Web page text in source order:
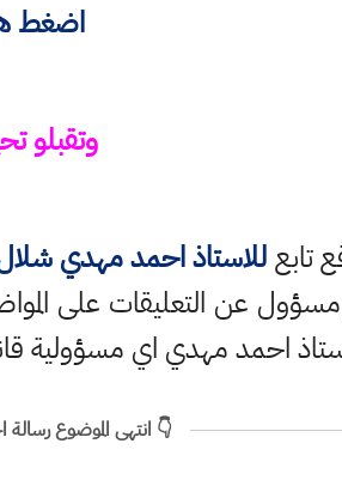
اضغط
وتقبلو
تابعللاستاذ احمد مهدي
مسؤول عن التعليقات على
احمد مهدي اي مسؤولية
👇 انتهى الموضوع رسالة